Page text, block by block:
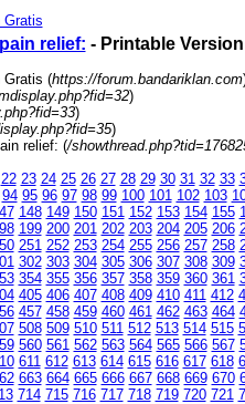
relief: - Printable Version
Gratis (https://forum.bandariklan.com
)
)
)
relief: (/
22 23 24 25 26 27 28 29 30 31 32 33
94 95 96 97 98 99 100 101 102 103
148 149 150 151 152 153 154 155
199 200 201 202 203 204 205 206
251 252 253 254 255 256 257 258
302 303 304 305 306 307 308 309
354 355 356 357 358 359 360 361
405 406 407 408 409 410 411 412
457 458 459 460 461 462 463 464
508 509 510 511 512 513 514 515
560 561 562 563 564 565 566 567
611 612 613 614 615 616 617 618
663 664 665 666 667 668 669 670
714 715 716 717 718 719 720 721